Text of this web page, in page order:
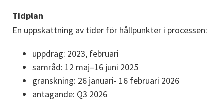
Tidplan
En uppskattning av tider för hållpunkter i processen:
uppdrag: 2023, februari
samråd: 12 maj–16 juni 2025
granskning: 26 januari- 16 februari 2026
antagande: Q3 2026